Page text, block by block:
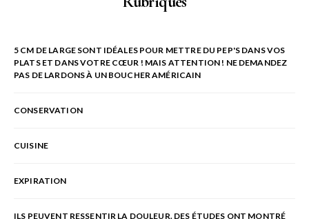
5 CM DE LARGE SONT IDÉALES POUR METTRE DU PEP'S DANS VOS
PLATS ET DANS VOTRE CŒUR ! MAIS ATTENTION ! NE DEMANDEZ
PAS DE LARDONS À UN BOUCHER AMÉRICAIN
CONSERVATION
CUISINE
EXPIRATION
ILS PEUVENT RESSENTIR LA DOULEUR. DES ÉTUDES ONT MONTRÉ